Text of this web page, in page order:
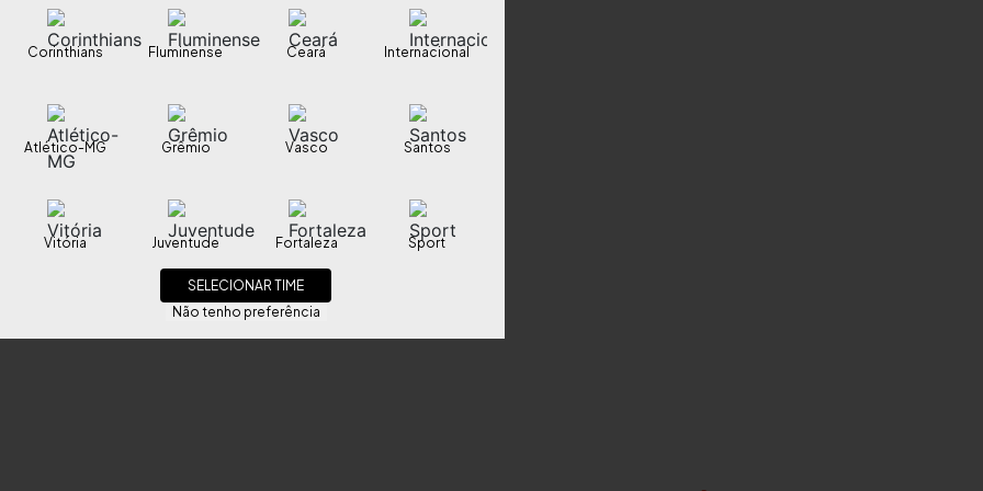
Corinthians Fluminense Ceará Internacional
Atlético-MG Grêmio Vasco Santos
Vitória Juventude Fortaleza Sport
SELECIONAR TIME
Não tenho preferência